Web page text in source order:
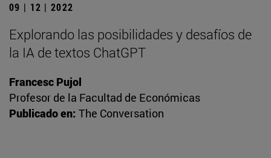
09 | 12 | 2022
Explorando las posibilidades y desafíos de
la IA de textos ChatGPT
Francesc Pujol
Profesor de la Facultad de Económicas
Publicado en: The Conversation